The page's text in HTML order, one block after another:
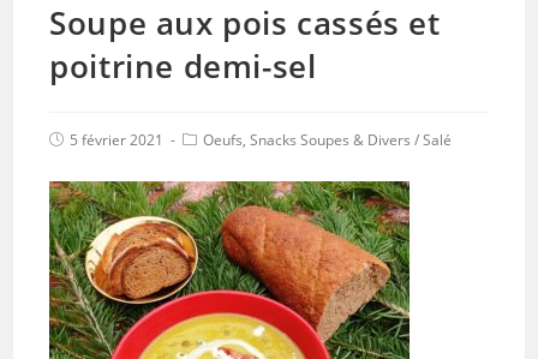
Soupe aux pois cassés et
poitrine demi-sel
5 février 2021 Oeufs, Snacks Soupes & Divers /Salé